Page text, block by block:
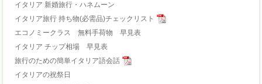
イタリア 新婚旅行・ハネムーン
イタリア旅行 持ち物(必需品)チェックリスト
エコノミークラス 無料手荷物 早見表
イタリア チップ相場 早見表
旅行のための簡単イタリア語会話
イタリアの祝祭日